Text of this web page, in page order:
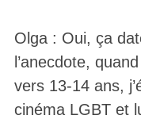
Olga : Oui, ça
l’anecdote,
vers 13-14 ans,
cinéma LGBT et